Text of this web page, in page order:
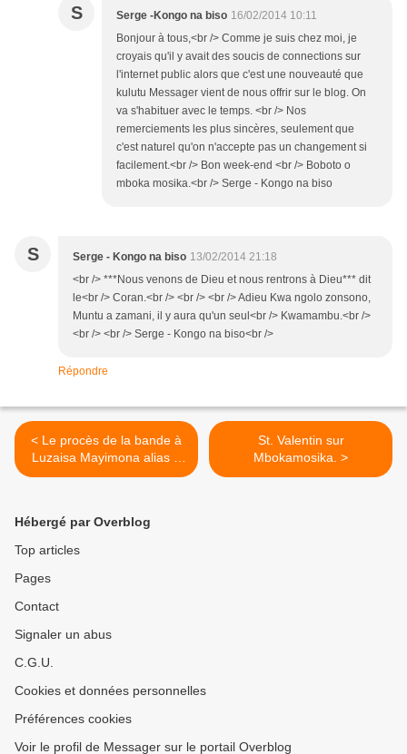
S Serge -Kongo na biso 16/02/2014 10:11
Bonjour à tous,<br /> Comme je suis chez moi, je
croyais qu'il y avait des soucis de connections sur
l'internet public alors que c'est une nouveauté que
kulutu Messager vient de nous offrir sur le blog. On
va s'habituer avec le temps. <br /> Nos
remerciements les plus sincères, seulement que
c'est naturel qu'on n'accepte pas un changement si
facilement.<br /> Bon week-end <br /> Boboto o
mboka mosika.<br /> Serge - Kongo na biso
S Serge - Kongo na biso 13/02/2014 21:18
<br /> ***Nous venons de Dieu et nous rentrons à Dieu*** dit
le<br /> Coran.<br /> <br /> <br /> Adieu Kwa ngolo zonsono,
Muntu a zamani, il y aura qu'un seul<br /> Kwamambu.<br />
<br /> <br /> Serge - Kongo na biso<br />
Répondre
< Le procès de la bande à
Luzaisa Mayimona alias «
Wallace » de 1979
St. Valentin sur
Mbokamosika. >
Hébergé par Overblog
Top articles
Pages
Contact
Signaler un abus
C.G.U.
Cookies et données personnelles
Préférences cookies
Voir le profil de Messager sur le portail Overblog